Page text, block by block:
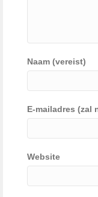
Naam (vereist)
E-mailadres (zal
Website